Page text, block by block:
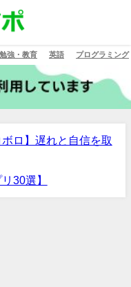
勉強・教育 英語 プログラミング
ボロ】遅れと自信を取
30選】